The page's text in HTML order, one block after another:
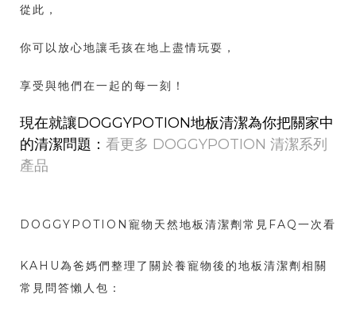
從此，
你可以放心地讓毛孩在地上盡情玩耍，
享受與牠們在一起的每一刻！
現在就讓DOGGYPOTION地板清潔為你把關家中
的清潔問題： 看更多 DOGGYPOTION 清潔系列
產品
DOGGYPOTION寵物天然地板清潔劑常見FAQ一次看
KAHU為爸媽們整理了關於養寵物後的地板清潔劑相關
常見問答懶人包：